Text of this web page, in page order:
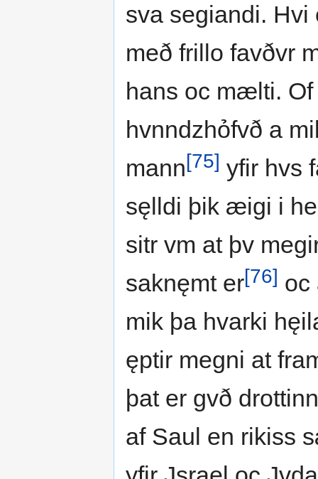
sva segiandi. Hvi
með frillo favðvr
hans oc mælti.
hvnndzhỏfvð a
mann[75] yfir hvs
sęlldi þik æigi i
sitr vm at þv
saknęmt er[76] oc
mik þa hvarki
ęptir megni at
þat er gvð
af Saul en rikiss